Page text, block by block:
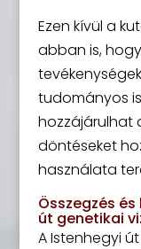
Ezen kívül a
abban is,
tudományos
hozzájárulhat
döntéseket
használata
Összegzés
út genetikai
A Istenhegyi